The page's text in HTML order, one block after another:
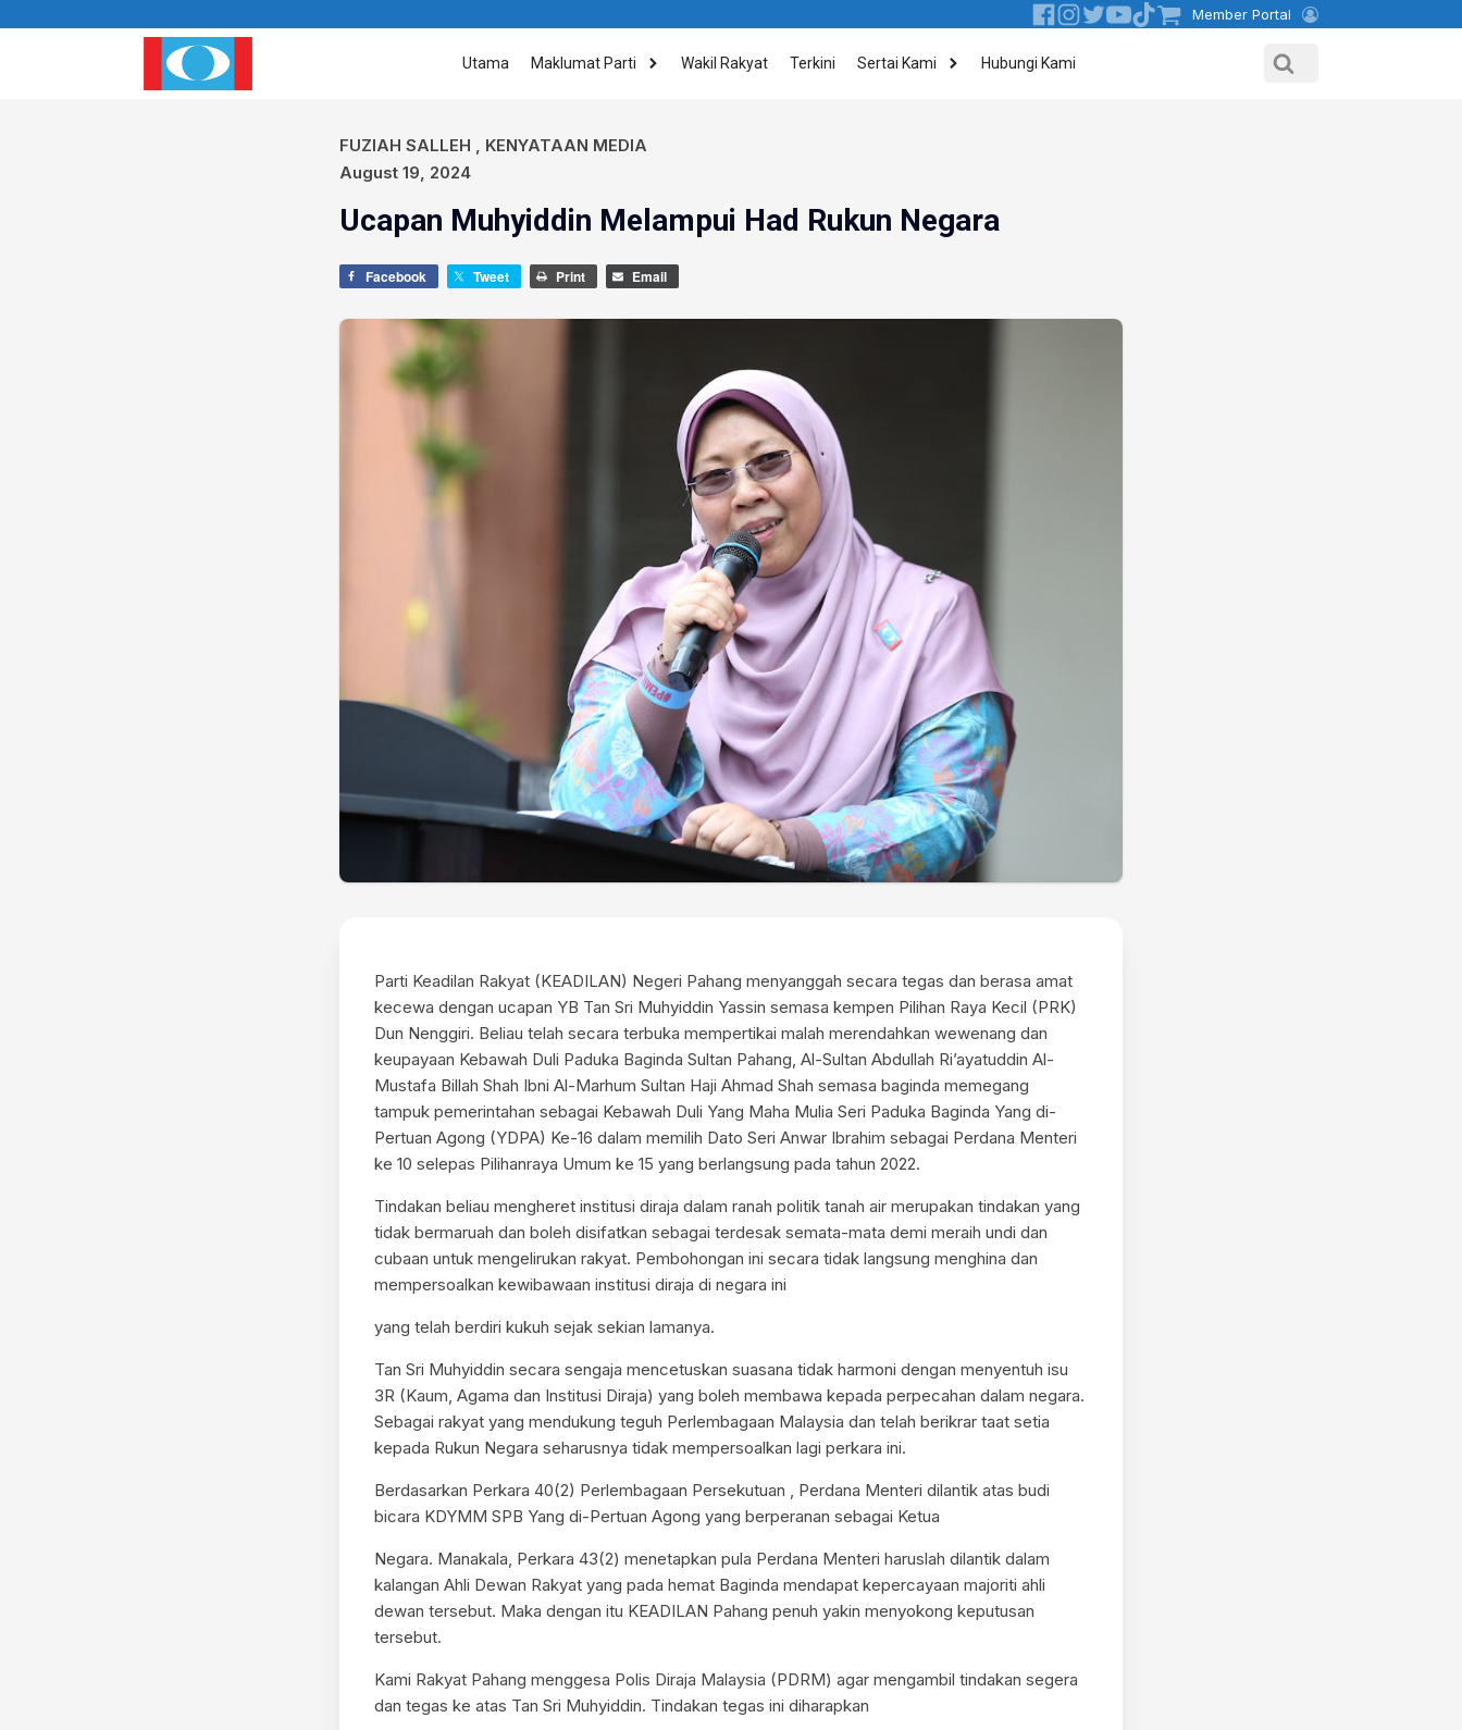
Member Portal
Utama Maklumat Parti Wakil Rakyat Terkini Sertai Kami Hubungi Kami
FUZIAH SALLEH
KENYATAAN MEDIA
August 19, 2024
Ucapan Muhyiddin Melampui Had Rukun Negara
Facebook Tweet Print Email
Parti Keadilan Rakyat (KEADILAN) Negeri Pahang menyanggah secara tegas dan berasa amat
kecewa dengan ucapan YB Tan Sri Muhyiddin Yassin semasa kempen Pilihan Raya Kecil (PRK)
Dun Nenggiri. Beliau telah secara terbuka mempertikai malah merendahkan wewenang dan
keupayaan Kebawah Duli Paduka Baginda Sultan Pahang, Al-Sultan Abdullah Ri’ayatuddin Al-
Mustafa Billah Shah Ibni Al-Marhum Sultan Haji Ahmad Shah semasa baginda memegang
tampuk pemerintahan sebagai Kebawah Duli Yang Maha Mulia Seri Paduka Baginda Yang di-
Pertuan Agong (YDPA) Ke-16 dalam memilih Dato Seri Anwar Ibrahim sebagai Perdana Menteri
ke 10 selepas Pilihanraya Umum ke 15 yang berlangsung pada tahun 2022.
Tindakan beliau mengheret institusi diraja dalam ranah politik tanah air merupakan tindakan yang
tidak bermaruah dan boleh disifatkan sebagai terdesak semata-mata demi meraih undi dan
cubaan untuk mengelirukan rakyat. Pembohongan ini secara tidak langsung menghina dan
mempersoalkan kewibawaan institusi diraja di negara ini
yang telah berdiri kukuh sejak sekian lamanya.
Tan Sri Muhyiddin secara sengaja mencetuskan suasana tidak harmoni dengan menyentuh isu
3R (Kaum, Agama dan Institusi Diraja) yang boleh membawa kepada perpecahan dalam negara.
Sebagai rakyat yang mendukung teguh Perlembagaan Malaysia dan telah berikrar taat setia
kepada Rukun Negara seharusnya tidak mempersoalkan lagi perkara ini.
Berdasarkan Perkara 40(2) Perlembagaan Persekutuan , Perdana Menteri dilantik atas budi
bicara KDYMM SPB Yang di-Pertuan Agong yang berperanan sebagai Ketua
Negara. Manakala, Perkara 43(2) menetapkan pula Perdana Menteri haruslah dilantik dalam
kalangan Ahli Dewan Rakyat yang pada hemat Baginda mendapat kepercayaan majoriti ahli
dewan tersebut. Maka dengan itu KEADILAN Pahang penuh yakin menyokong keputusan
tersebut.
Kami Rakyat Pahang menggesa Polis Diraja Malaysia (PDRM) agar mengambil tindakan segera
dan tegas ke atas Tan Sri Muhyiddin. Tindakan tegas ini diharapkan